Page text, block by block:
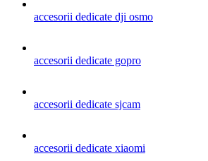
accesorii dedicate dji osmo
accesorii dedicate gopro
accesorii dedicate sjcam
accesorii dedicate xiaomi